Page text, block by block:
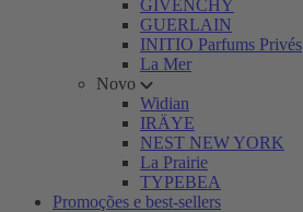
GIVENCHY
GUERLAIN
INITIO Parfums Privés
La Mer
Novo
Widian
IRÄYE
NEST NEW YORK
La Prairie
TYPEBEA
Promoções e best-sellers